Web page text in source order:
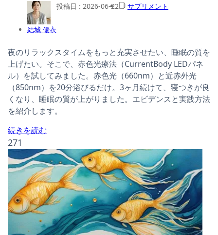
結城 優衣
投稿日 : 2026-06-22 サプリメント
夜のリラックスタイムをもっと充実させたい、睡眠の質を
上げたい。そこで、赤色光療法（CurrentBody LEDパネ
ル）を試してみました。赤色光（660nm）と近赤外光
（850nm）を20分浴びるだけ。3ヶ月続けて、寝つきが良
くなり、睡眠の質が上がりました。エビデンスと実践方法
を紹介します。
続きを読む
271